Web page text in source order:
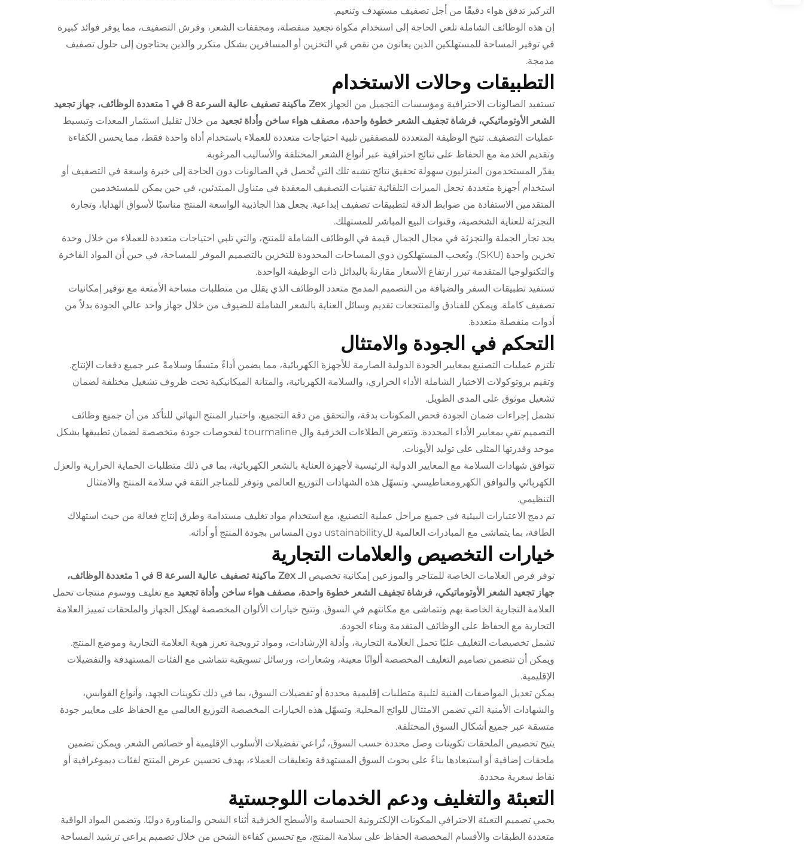
التركيز تدفق هواء دقيقًا من أجل تصفيف مستهدف وتنعيم.
إن هذه الوظائف الشاملة تلغي الحاجة إلى استخدام مكواة تجعيد منفصلة، ومجففات الشعر، وفرش التصفيف، مما يوفر فوائد كبيرة
في توفير المساحة للمستهلكين الذين يعانون من نقص في التخزين أو المسافرين بشكل متكرر والذين يحتاجون إلى حلول تصفيف
مدمجة.
التطبيقات وحالات الاستخدام
تستفيد الصالونات الاحترافية ومؤسسات التجميل من الجهاز
Zex ماكينة تصفيف عالية السرعة 8 في 1 متعددة الوظائف، جهاز تجعيد
الشعر الأوتوماتيكي، فرشاة تجفيف الشعر خطوة واحدة، مصفف هواء ساخن وأداة تجعيد من خلال تقليل استثمار المعدات وتبسيط
عمليات التصفيف. تتيح الوظيفة المتعددة للمصففين تلبية احتياجات متعددة للعملاء باستخدام أداة واحدة فقط، مما يحسن الكفاءة
وتقديم الخدمة مع الحفاظ على نتائج احترافية عبر أنواع الشعر المختلفة والأساليب المرغوبة.
يقدّر المستخدمون المنزليون سهولة تحقيق نتائج تشبه تلك التي تُحصل في الصالونات دون الحاجة إلى خبرة واسعة في التصفيف أو
استخدام أجهزة متعددة. تجعل الميزات التلقائية تقنيات التصفيف المعقدة في متناول المبتدئين، في حين يمكن للمستخدمين
المتقدمين الاستفادة من ضوابط الدقة لتطبيقات تصفيف إبداعية. يجعل هذا الجاذبية الواسعة المنتج مناسبًا لأسواق الهدايا، وتجارة
التجزئة للعناية الشخصية، وقنوات البيع المباشر للمستهلك.
يجد تجار الجملة والتجزئة في مجال الجمال قيمة في الوظائف الشاملة للمنتج، والتي تلبي احتياجات متعددة للعملاء من خلال وحدة
تخزين واحدة (SKU). ويُعجب المستهلكون ذوي المساحات المحدودة للتخزين بالتصميم الموفر للمساحة، في حين أن المواد الفاخرة
والتكنولوجيا المتقدمة تبرر ارتفاع الأسعار مقارنةً بالبدائل ذات الوظيفة الواحدة.
تستفيد تطبيقات السفر والضيافة من التصميم المدمج متعدد الوظائف الذي يقلل من متطلبات مساحة الأمتعة مع توفير إمكانيات
تصفيف كاملة. ويمكن للفنادق والمنتجعات تقديم وسائل العناية بالشعر الشاملة للضيوف من خلال جهاز واحد عالي الجودة بدلاً من
أدوات منفصلة متعددة.
التحكم في الجودة والامتثال
تلتزم عمليات التصنيع بمعايير الجودة الدولية الصارمة للأجهزة الكهربائية، مما يضمن أداءً متسقًا وسلامةً عبر جميع دفعات الإنتاج.
وتقيم بروتوكولات الاختبار الشاملة الأداء الحراري، والسلامة الكهربائية، والمتانة الميكانيكية تحت ظروف تشغيل مختلفة لضمان
تشغيل موثوق على المدى الطويل.
تشمل إجراءات ضمان الجودة فحص المكونات بدقة، والتحقق من دقة التجميع، واختبار المنتج النهائي للتأكد من أن جميع وظائف
التصميم تفي بمعايير الأداء المحددة. وتتعرض الطلاءات الخزفية وال tourmaline لفحوصات جودة متخصصة لضمان تطبيقها بشكل
موحد وقدرتها المثلى على توليد الأيونات.
تتوافق شهادات السلامة مع المعايير الدولية الرئيسية لأجهزة العناية بالشعر الكهربائية، بما في ذلك متطلبات الحماية الحرارية والعزل
الكهربائي والتوافق الكهرومغناطيسي. وتسهّل هذه الشهادات التوزيع العالمي وتوفر للمتاجر الثقة في سلامة المنتج والامتثال
التنظيمي.
تم دمج الاعتبارات البيئية في جميع مراحل عملية التصنيع، مع استخدام مواد تغليف مستدامة وطرق إنتاج فعالة من حيث استهلاك
الطاقة، بما يتماشى مع المبادرات العالمية للustainability دون المساس بجودة المنتج أو أدائه.
خيارات التخصيص والعلامات التجارية
توفر فرص العلامات الخاصة للمتاجر والموزعين إمكانية تخصيص الـ
Zex ماكينة تصفيف عالية السرعة 8 في 1 متعددة الوظائف،
جهاز تجعيد الشعر الأوتوماتيكي، فرشاة تجفيف الشعر خطوة واحدة، مصفف هواء ساخن وأداة تجعيد مع تغليف ووسوم منتجات تحمل
العلامة التجارية الخاصة بهم وتتماشى مع مكانتهم في السوق. وتتيح خيارات الألوان المخصصة لهيكل الجهاز والملحقات تمييز العلامة
التجارية مع الحفاظ على الوظائف المتقدمة وبناء الجودة.
تشمل تخصيصات التغليف علبًا تحمل العلامة التجارية، وأدلة الإرشادات، ومواد ترويجية تعزز هوية العلامة التجارية وموضع المنتج.
ويمكن أن تتضمن تصاميم التغليف المخصصة ألوانًا معينة، وشعارات، ورسائل تسويقية تتماشى مع الفئات المستهدفة والتفضيلات
الإقليمية.
يمكن تعديل المواصفات الفنية لتلبية متطلبات إقليمية محددة أو تفضيلات السوق، بما في ذلك تكوينات الجهد، وأنواع القوابس،
والشهادات الأمنية التي تضمن الامتثال للوائح المحلية. وتسهّل هذه الخيارات المخصصة التوزيع العالمي مع الحفاظ على معايير جودة
متسقة عبر جميع أشكال السوق المختلفة.
يتيح تخصيص الملحقات تكوينات وصل محددة حسب السوق، تُراعي تفضيلات الأسلوب الإقليمية أو خصائص الشعر. ويمكن تضمين
ملحقات إضافية أو استبعادها بناءً على بحوث السوق المستهدفة وتعليقات العملاء، بهدف تحسين عرض المنتج لفئات ديموغرافية أو
نقاط سعرية محددة.
التعبئة والتغليف ودعم الخدمات اللوجستية
يحمي تصميم التعبئة الاحترافي المكونات الإلكترونية الحساسة والأسطح الخزفية أثناء الشحن والمناورة دوليًا. وتضمن المواد الواقية
متعددة الطبقات والأقسام المخصصة الحفاظ على سلامة المنتج، مع تحسين كفاءة الشحن من خلال تصميم يراعي ترشيد المساحة